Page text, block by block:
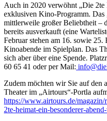
Auch in 2020 verwöhnt „Die
exklusiven Kino-Programm.
mittlerweile großer Beliebtheit –
bereits ausverkauft (eine
Februar stehen am 16. sowie 25.
Kinoabende im Spielplan. Das
sich aber über eine Spende.
60 65 41 oder per Mail:
Zudem möchten wir Sie auf den
Theater im „Airtours“-Portla
https://www.airtours.de/magazin/
2te-heimat-ein-besonderer-